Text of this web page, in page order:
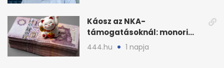
Káosz az NKA-
támogatásoknál: monori
civilek elszámolásai és
444.hu 1 napja